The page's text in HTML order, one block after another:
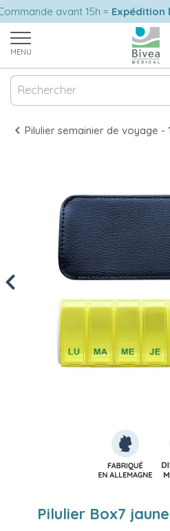
avant 15h = Expédition
MENU
Pilulier semainier de voyage -
Previous
Pilulier Box7